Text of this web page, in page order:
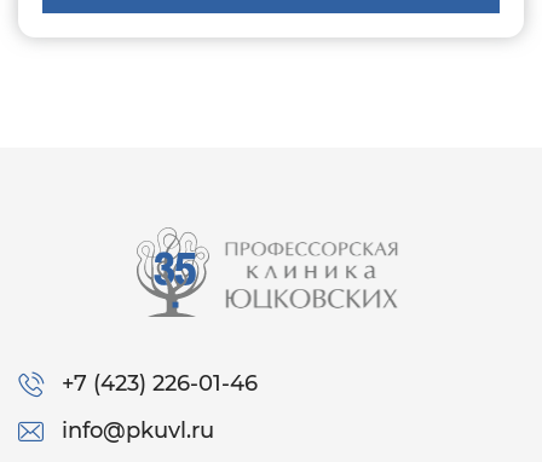
+7 (423) 226-01-46
info@pkuvl.ru